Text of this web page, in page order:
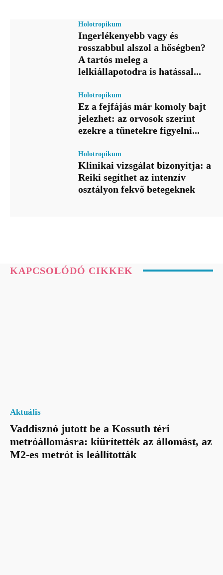
Holotropikum
Ingerlékenyebb vagy és
rosszabbul alszol a hőségben?
A tartós meleg a
lelkiállapotodra is hatással...
Holotropikum
Ez a fejfájás már komoly bajt
jelezhet: az orvosok szerint
ezekre a tünetekre figyelni...
Holotropikum
Klinikai vizsgálat bizonyítja: a
Reiki segíthet az intenzív
osztályon fekvő betegeknek
KAPCSOLÓDÓ CIKKEK
Aktuális
Vaddisznó jutott be a Kossuth téri
metróállomásra: kiürítették az állomást, az
M2-es metrót is leállították